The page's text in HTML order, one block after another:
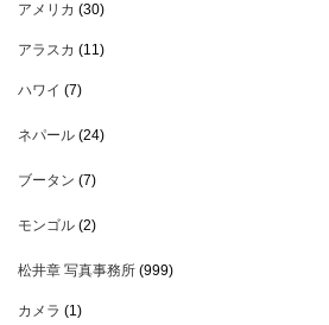
アメリカ (30)
アラスカ (11)
ハワイ (7)
ネパール (24)
ブータン (7)
モンゴル (2)
松井章 写真事務所 (999)
カメラ (1)